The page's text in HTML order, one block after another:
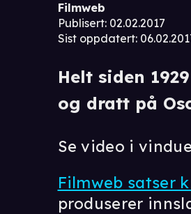
Filmweb
Publisert: 02.02.2017
Sist oppdatert:
Helt siden
og dratt på
Se video i
Filmweb satser
produserer